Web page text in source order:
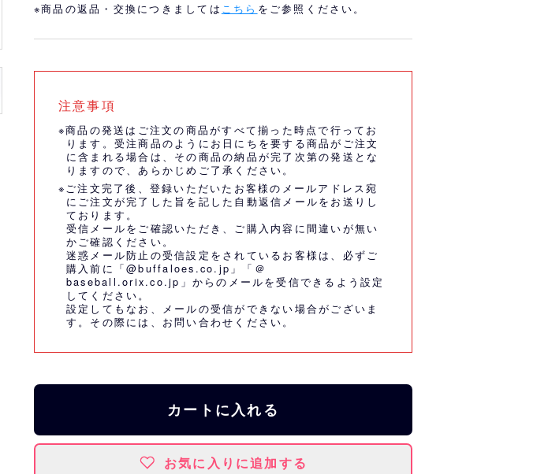
※商品の返品・交換につきましては こちら をご参照ください。
注意事項
※商品の発送はご注文の商品がすべて揃った時点で行ってお
ります。受注商品のようにお日にちを要する商品がご注文
に含まれる場合は、その商品の納品が完了次第の発送とな
りますので、あらかじめご了承ください。
※ご注文完了後、登録いただいたお客様のメールアドレス宛
にご注文が完了した旨を記した自動返信メールをお送りし
ております。
受信メールをご確認いただき、ご購入内容に間違いが無い
かご確認ください。
迷惑メール防止の受信設定をされているお客様は、必ずご
購入前に「@buffaloes.co.jp」「＠
baseball.orix.co.jp」からのメールを受信できるよう設定
してください。
設定してもなお、メールの受信ができない場合がございま
す。その際には、 お問い合わせください。
カートに入れる
お気に入りに追加する